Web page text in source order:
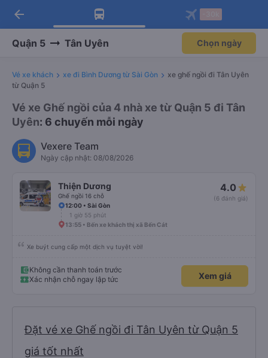
Tải app Vexere ngay!
Nhận ưu đãi thành viên độc
Mở app
Tải app Vexere
-30k/ghế khi đặt vé máy bay qua
Mở app
arrow_back
Quận 5 Tân Uyên Chọn ngày
Vé xe khách xe đi Bình Dương từ Sài Gòn
xe ghế ngồi đi Tân Uyên
từ Quận 5
Vé xe Ghế ngồi của 4 nhà xe từ Quận 5 đi Tân
Uyên: 6 chuyến mỗi ngày
Vexere Team
Ngày cập nhật: 08/08/2026
Thiện Dương
Ghế ngồi 16 chỗ
4.0
(6 đánh giá)
12:00 • Sài Gòn
1 giờ 55 phút
13:55 • Bến xe khách thị xã Bến Cát
Xe buýt cung cấp một dịch vụ tuyệt vời!
Không cần thanh toán trước
Xác nhận chỗ ngay lập tức
Xem giá
Đặt vé xe Ghế ngồi đi Tân Uyên từ Quận 5
giá tốt nhất